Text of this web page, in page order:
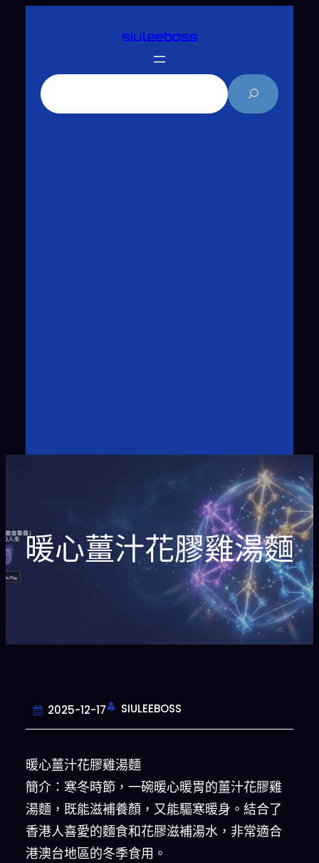
siuleeboss
暖心薑汁花膠雞湯麵
2025-12-17 SIULEEBOSS
暖心薑汁花膠雞湯麵
簡介：寒冬時節，一碗暖心暖胃的薑汁花膠雞
湯麵，既能滋補養顏，又能驅寒暖身。結合了
香港人喜愛的麵食和花膠滋補湯水，非常適合
港澳台地區的冬季食用。